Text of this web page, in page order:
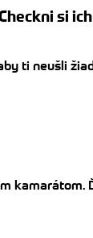
si
ti neušli
kamarátom.